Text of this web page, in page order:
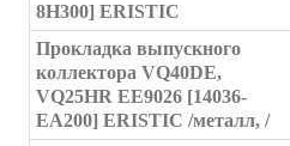
8H300] ERISTIC
Прокладка выпускного
коллектора VQ40DE,
VQ25HR EE9026 [14036-
EA200] ERISTIC /металл, /